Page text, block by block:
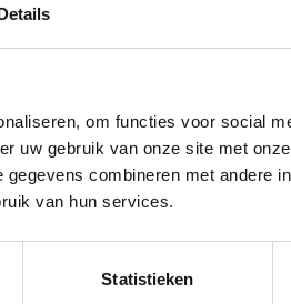
om functies voor social
uw gebruik van onze site met
combineren met andere
van hun services.
Statistieken
elkaar en met elkaars
in een mens.
je gezicht, en daarna